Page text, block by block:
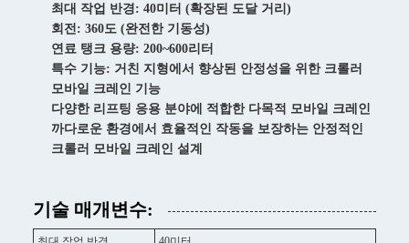
최대 작업 반경: 40미터 (확장된 도달 거리)
회전: 360도 (완전한 기동성)
연료 탱크 용량: 200~600리터
특수 기능: 거친 지형에서 향상된 안정성을 위한 크롤러
모바일 크레인 기능
다양한 리프팅 응용 분야에 적합한 다목적 모바일 크레인
까다로운 환경에서 효율적인 작동을 보장하는 안정적인
크롤러 모바일 크레인 설계
기술 매개변수: